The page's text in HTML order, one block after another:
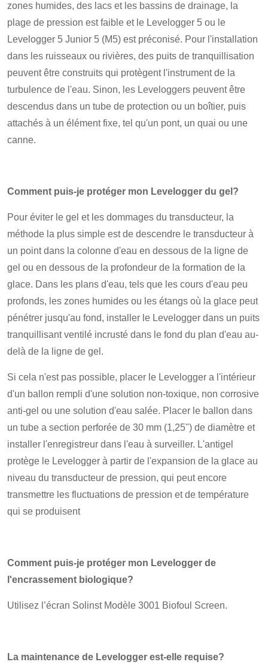
zones humides, des lacs et les bassins de drainage, la
plage de pression est faible et le Levelogger 5 ou le
Levelogger 5 Junior 5 (M5) est préconisé. Pour l'installation
dans les ruisseaux ou rivières, des puits de tranquillisation
peuvent être construits qui protègent l'instrument de la
turbulence de l'eau. Sinon, les Leveloggers peuvent être
descendus dans un tube de protection ou un boîtier, puis
attachés à un élément fixe, tel qu'un pont, un quai ou une
canne.
Comment puis-je protéger mon Levelogger du gel?
Pour éviter le gel et les dommages du transducteur, la
méthode la plus simple est de descendre le transducteur à
un point dans la colonne d'eau en dessous de la ligne de
gel ou en dessous de la profondeur de la formation de la
glace. Dans les plans d'eau, tels que les cours d'eau peu
profonds, les zones humides ou les étangs où la glace peut
pénétrer jusqu'au fond, installer le Levelogger dans un puits
tranquillisant ventilé incrusté dans le fond du plan d'eau au-
delà de la ligne de gel.
Si cela n'est pas possible, placer le Levelogger a l'intérieur
d'un ballon rempli d'une solution non-toxique, non corrosive
anti-gel ou une solution d'eau salée. Placer le ballon dans
un tube a section perforée de 30 mm (1,25") de diamètre et
installer l'enregistreur dans l'eau à surveiller. L'antigel
protège le Levelogger à partir de l'expansion de la glace au
niveau du transducteur de pression, qui peut encore
transmettre les fluctuations de pression et de température
qui se produisent
Comment puis-je protéger mon Levelogger de
l'encrassement biologique?
Utilisez l’écran Solinst Modèle 3001 Biofoul Screen.
La maintenance de Levelogger est-elle requise?